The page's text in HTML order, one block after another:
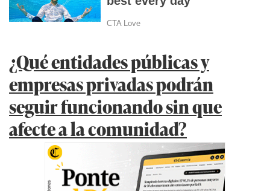
¿Qué entidades públicas y
empresas privadas podrán
seguir funcionando sin que
afecte a la comunidad?